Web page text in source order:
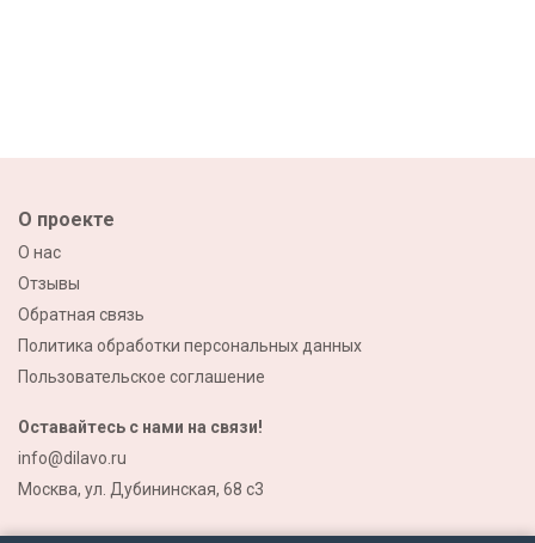
О проекте
О нас
Отзывы
Обратная связь
Политика обработки персональных данных
Пользовательское соглашение
Оставайтесь с нами на связи!
info@dilavo.ru
Москва, ул. Дубининская, 68 с3